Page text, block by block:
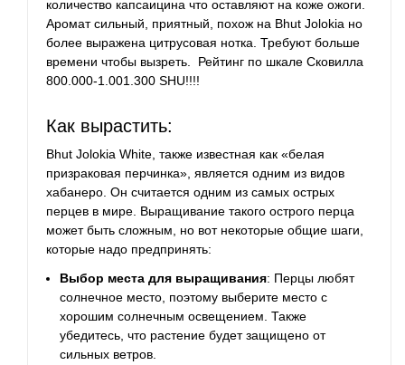
количество капсаицина что оставляют на коже ожоги.
Аромат сильный, приятный, похож на Bhut Jolokia но
более выражена цитрусовая нотка. Требуют больше
времени чтобы вызреть. Рейтинг по шкале Сковилла
800.000-1.001.300 SHU!!!!
Как вырастить:
Bhut Jolokia White, также известная как «белая
призраковая перчинка», является одним из видов
хабанеро. Он считается одним из самых острых
перцев в мире. Выращивание такого острого перца
может быть сложным, но вот некоторые общие шаги,
которые надо предпринять:
Выбор места для выращивания: Перцы любят
солнечное место, поэтому выберите место с
хорошим солнечным освещением. Также
убедитесь, что растение будет защищено от
сильных ветров.